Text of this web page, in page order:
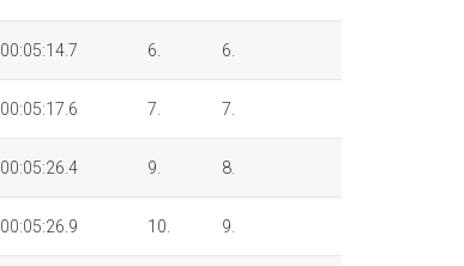
00:05:14.7 6. 6.
00:05:17.6 7. 7.
00:05:26.4 9. 8.
00:05:26.9 10. 9.